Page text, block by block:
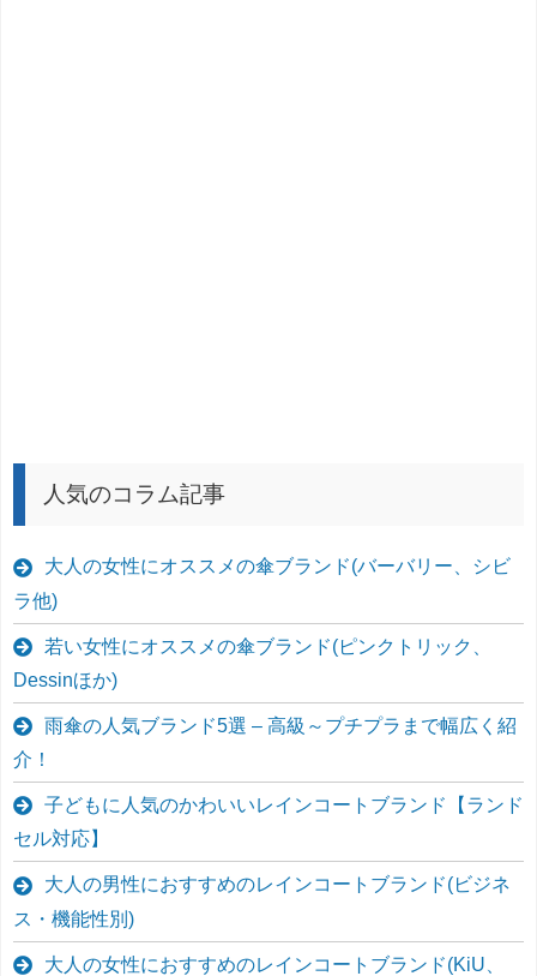
人気のコラム記事
大人の女性にオススメの傘ブランド(バーバリー、シビ
ラ他)
若い女性にオススメの傘ブランド(ピンクトリック、
Dessinほか)
雨傘の人気ブランド5選 – 高級～プチプラまで幅広く紹
介！
子どもに人気のかわいいレインコートブランド【ランド
セル対応】
大人の男性におすすめのレインコートブランド(ビジネ
ス・機能性別)
大人の女性におすすめのレインコートブランド(KiU、